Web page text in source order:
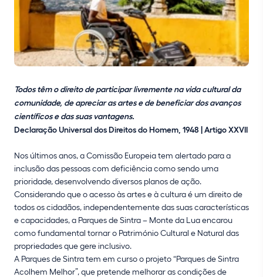
Todos têm o direito de participar livremente na vida cultural da
comunidade, de apreciar as artes e de beneficiar dos avanços
científicos e das suas vantagens.
Declaração Universal dos Direitos do Homem, 1948 | Artigo XXVII
Nos últimos anos, a Comissão Europeia tem alertado para a
inclusão das pessoas com deficiência como sendo uma
prioridade, desenvolvendo diversos planos de ação.
Considerando que o acesso às artes e à cultura é um direito de
todos os cidadãos, independentemente das suas características
e capacidades, a Parques de Sintra – Monte da Lua encarou
como fundamental tornar o Património Cultural e Natural das
propriedades que gere inclusivo.
A Parques de Sintra tem em curso o projeto “Parques de Sintra
Acolhem Melhor”, que pretende melhorar as condições de